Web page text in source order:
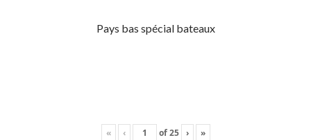
Pays bas spécial bateaux
« ‹ of25 › »